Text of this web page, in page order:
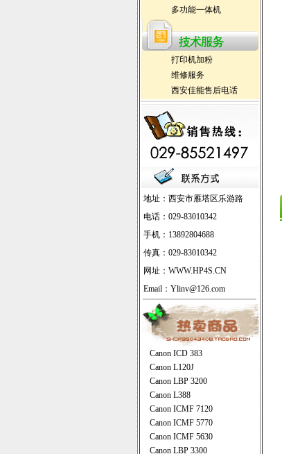
多功能一体机
打印机加粉
维修服务
西安佳能售后电话
地址：西安市雁塔区乐游路
电话：029-83010342
手机：13892804688
传真：029-83010342
网址： WWW.HP4S.CN
Email：Ylinv@126.com
Canon ICD 383
Canon L120J
Canon LBP 3200
Canon L388
Canon ICMF 7120
Canon ICMF 5770
Canon ICMF 5630
Canon LBP 3300